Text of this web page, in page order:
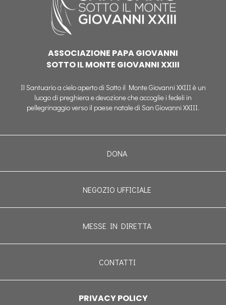
ASSOCIAZIONE PAPA GIOVANNI
SOTTO IL MONTE GIOVANNI XXIII
Il Santuario a cielo aperto di Sotto il Monte Giovanni XXIII è un
luogo di preghiera e devozione che accoglie i fedeli in
pellegrinaggio verso il paese natale di San Giovanni XXIII.
DONA
NEGOZIO UFFICIALE
MESSE IN DIRETTA
CONTATTI
PRIVACY POLICY